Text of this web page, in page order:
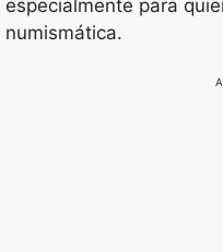
especialmente para
numismática.